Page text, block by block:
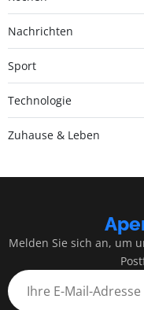
Nachrichten
Sport
Technologie
Zuhause & Leben
Melden Sie sich an, um